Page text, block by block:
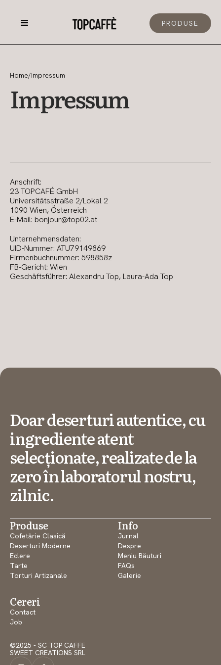
PRODUSE
Home/Impressum
Impressum
Anschrift:
23 TOPCAFÉ GmbH
Universitätsstraße 2/Lokal 2
1090 Wien, Österreich
E-Mail: bonjour@top02.at
Unternehmensdaten:
UID-Nummer: ATU79149869
Firmenbuchnummer: 598858z
FB-Gericht: Wien
Geschäftsführer: Alexandru Top, Laura-Ada Top
Doar deserturi autentice, cu
ingrediente atent
selecționate, realizate de la
zero în laboratorul nostru,
zilnic.
Produse
Cofetărie Clasică
Deserturi Moderne
Eclere
Tarte
Torturi Artizanale
Info
Jurnal
Despre
Meniu Băuturi
FAQs
Galerie
Cereri
Contact
Job
©2025 - SC TOP CAFFE
SWEET CREATIONS SRL